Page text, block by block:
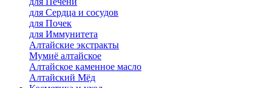
для Сердца и сосудов
для Почек
для Иммунитета
Алтайские экстракты
Мумиё алтайское
Алтайское каменное масло
Алтайский Мёд